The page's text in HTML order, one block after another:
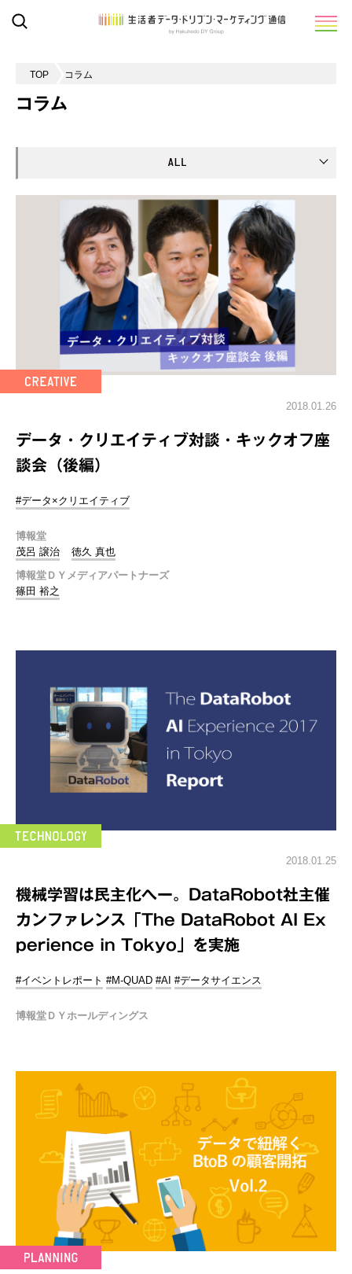
TOP コラム
コラム
2018.01.26
データ・クリエイティブ対談・キックオフ座
談会（後編）
#データ×クリエイティブ
博報堂
茂呂 譲治
徳久 真也
博報堂ＤＹメディアパートナーズ
篠田 裕之
2018.01.25
機械学習は民主化へー。DataRobot社主催
カンファレンス「The DataRobot AI Ex
perience in Tokyo」を実施
#イベントレポート #M-QUAD #AI #データサイエンス
博報堂ＤＹホールディングス